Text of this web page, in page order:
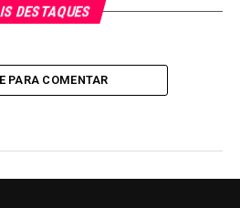
DESTAQUES
PARA COMENTAR